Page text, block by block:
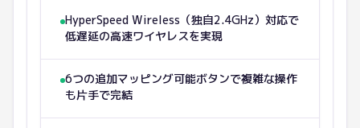
HyperSpeed Wireless（独自2.4GHz）対応で
低遅延の高速ワイヤレスを実現
6つの追加マッピング可能ボタンで複雑な操作
も片手で完結